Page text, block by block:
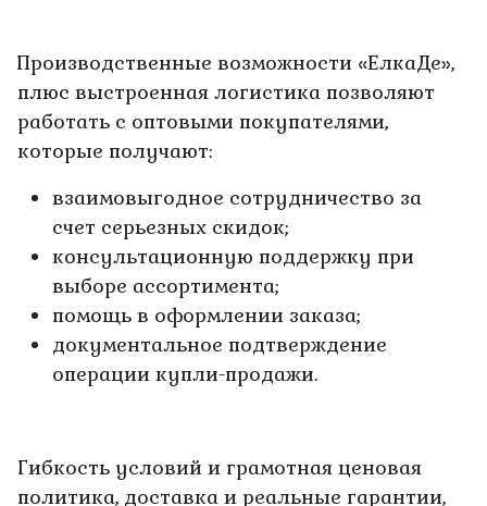
Производственные возможности «ЕлкаДе»,
плюс выстроенная логистика позволяют
работать с оптовыми покупателями,
которые получают:
взаимовыгодное сотрудничество за
счет серьезных скидок;
консультационную поддержку при
выборе ассортимента;
помощь в оформлении заказа;
документальное подтверждение
операции купли-продажи.
Гибкость условий и грамотная ценовая
политика, доставка и реальные гарантии,